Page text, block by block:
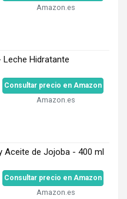
Amazon.es
Leche Hidratante
Consultar precio en Amazon
Amazon.es
Aceite de Jojoba - 400 ml
Consultar precio en Amazon
Amazon.es